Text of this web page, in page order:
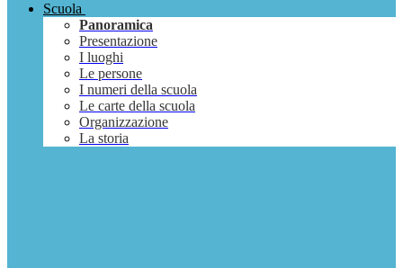
Scuola
Panoramica
Presentazione
I luoghi
Le persone
I numeri della scuola
Le carte della scuola
Organizzazione
La storia